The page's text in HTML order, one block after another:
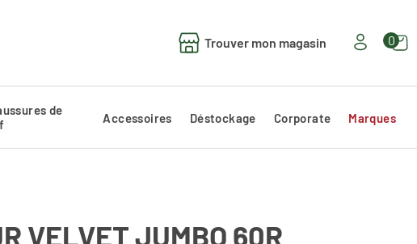
Trouver mon magasin 0
de
Accessoires Déstockage Corporate Marques
VELVET JUMBO 60R